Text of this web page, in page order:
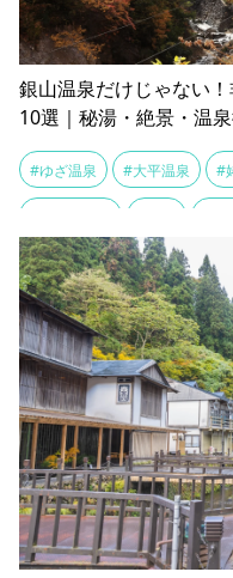
銀山温泉だけじゃない
10選｜秘湯・絶景・温
#ゆざ温泉 #大平温泉 #
#瀬見温泉 #白布温泉